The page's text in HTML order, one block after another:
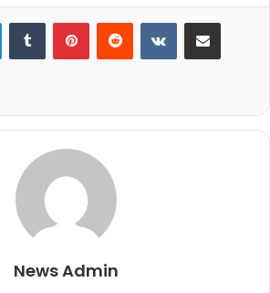
LinkedInTumblr PinterestReddit VKontakteShare via Email
News Admin